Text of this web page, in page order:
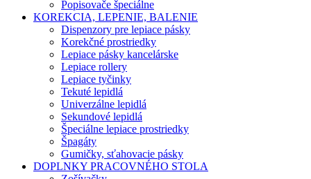
Popisovače špeciálne
KOREKCIA, LEPENIE, BALENIE
Dispenzory pre lepiace pásky
Korekčné prostriedky
Lepiace pásky kancelárske
Lepiace rollery
Lepiace tyčinky
Tekuté lepidlá
Univerzálne lepidlá
Sekundové lepidlá
Špeciálne lepiace prostriedky
Špagáty
Gumičky, sťahovacie pásky
DOPLNKY PRACOVNÉHO STOLA